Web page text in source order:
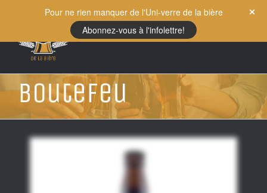
content
Boutefeu
Pour ne rien manquer de l'Uni-verre de la bière
Abonnez-vous à l'infolettre!